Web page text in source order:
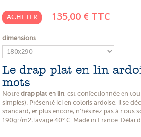
(2 avis)
ACHETER 135,00 € TTC
dimensions
Le drap plat en lin
mots
Notre drap plat en lin, est confectionnée en
simples). Présenté ici en coloris ardoise, il se
standard, et plus encore, n'hésitez pas à nous
190gr/m2, lavage 40° C. Made in France. Délai